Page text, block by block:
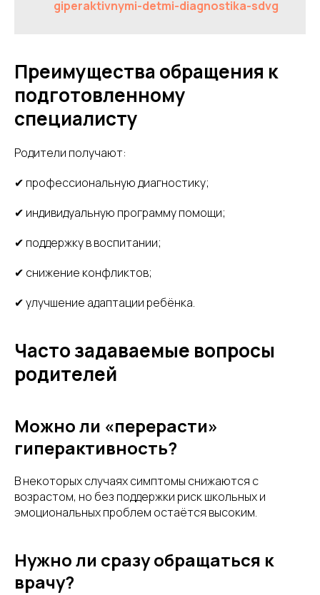
giperaktivnymi-detmi-diagnostika-sdvg
Преимущества обращения к
подготовленному
специалисту
Родители получают:
✔ профессиональную диагностику;
✔ индивидуальную программу помощи;
✔ поддержку в воспитании;
✔ снижение конфликтов;
✔ улучшение адаптации ребёнка.
Часто задаваемые вопросы
родителей
Можно ли «перерасти»
гиперактивность?
В некоторых случаях симптомы снижаются с
возрастом, но без поддержки риск школьных и
эмоциональных проблем остаётся высоким.
Нужно ли сразу обращаться к
врачу?